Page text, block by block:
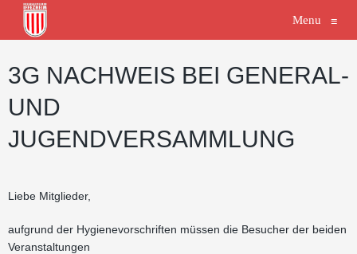
Menu ≡
3G NACHWEIS BEI GENERAL-
UND
JUGENDVERSAMMLUNG
Liebe Mitglieder,
aufgrund der Hygienevorschriften müssen die Besucher der beiden
Veranstaltungen